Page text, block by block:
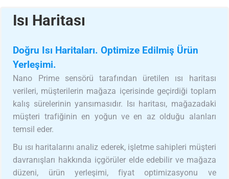
Isı Haritası
Doğru Isı Haritaları. Optimize Edilmiş Ürün
Yerleşimi.
Nano Prime sensörü tarafından üretilen ısı haritası
verileri, müşterilerin mağaza içerisinde geçirdiği toplam
kalış sürelerinin yansımasıdır. Isı haritası, mağazadaki
müşteri trafiğinin en yoğun ve en az olduğu alanları
temsil eder.
Bu ısı haritalarını analiz ederek, işletme sahipleri müşteri
davranışları hakkında içgörüler elde edebilir ve mağaza
düzeni, ürün yerleşimi, fiyat optimizasyonu ve